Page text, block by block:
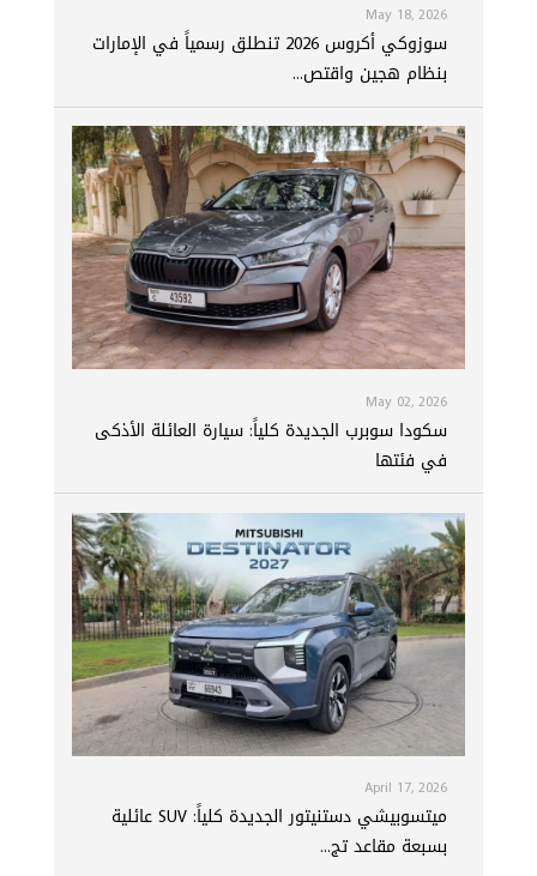
May 18, 2026
سوزوكي أكروس 2026 تنطلق رسمياً في الإمارات
بنظام هجين واقتص...
May 02, 2026
سكودا سوبرب الجديدة كلياً: سيارة العائلة الأذكى
في فئتها
April 17, 2026
ميتسوبيشي دستنيتور الجديدة كلياً: SUV عائلية
بسبعة مقاعد تج...